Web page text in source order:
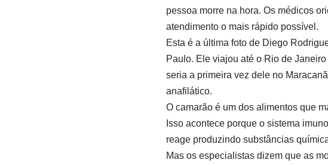
pessoa morre na hora. Os médicos
atendimento o mais rápido possível.
Esta é a última foto de Diego
Paulo. Ele viajou até o Rio de
seria a primeira vez dele no
anafilático.
O camarão é um dos alimentos que
Isso acontece porque o sistema
reage produzindo substâncias
Mas os especialistas dizem que as